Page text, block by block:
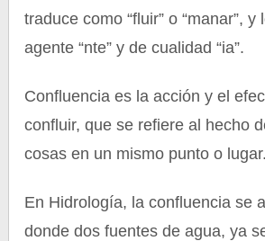
traduce como “fluir” o “manar”,
agente “nte” y de cualidad “ia”.
Confluencia es la acción y el
confluir, que se refiere al hecho
cosas en un mismo punto o lugar.
En Hidrología, la confluencia se
donde dos fuentes de agua, ya